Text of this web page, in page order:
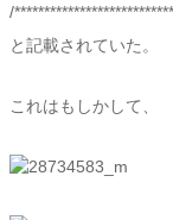
/
と記載されていた。
これはもしかして、